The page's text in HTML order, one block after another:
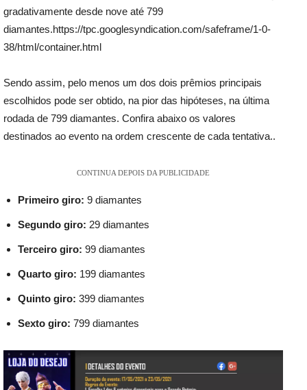
gradativamente desde nove até 799
diamantes.https://tpc.googlesyndication.com/safeframe/1-0-
38/html/container.html
Sendo assim, pelo menos um dos dois prêmios principais
escolhidos pode ser obtido, na pior das hipóteses, na última
rodada de 799 diamantes. Confira abaixo os valores
destinados ao evento na ordem crescente de cada tentativa..
CONTINUA DEPOIS DA PUBLICIDADE
Primeiro giro: 9 diamantes
Segundo giro: 29 diamantes
Terceiro giro: 99 diamantes
Quarto giro: 199 diamantes
Quinto giro: 399 diamantes
Sexto giro: 799 diamantes